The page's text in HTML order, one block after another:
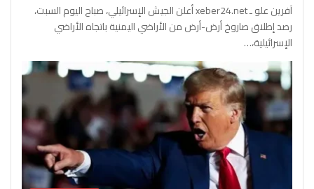
آفرين علو ـ xeber24.net أعلن الجيش الإسرائيلي، صباح اليوم السبت،
رصد إطلاق صاروخ أرض-أرض من الأراضي اليمنية باتجاه الأراضي
الإسرائيلية،…